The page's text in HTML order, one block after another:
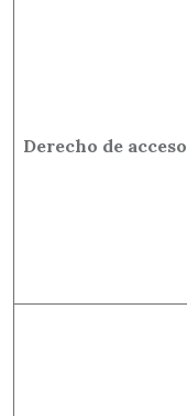
Derecho de acceso